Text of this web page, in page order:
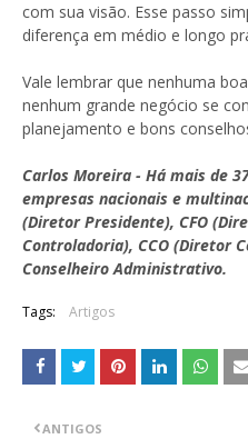
com sua visão. Esse passo
diferença em médio e longo
Vale lembrar que nenhuma
nenhum grande negócio se
planejamento e bons
Carlos Moreira - Há mais de
empresas nacionais e
(Diretor Presidente), CFO
Controladoria), CCO (Diretor
Conselheiro Administrativo.
Tags: Artigos
ANTIGOS